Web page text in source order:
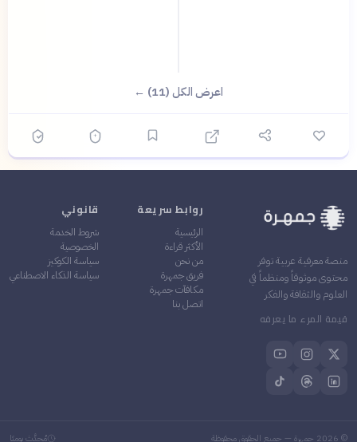
اعرض الكل (11) ←
منصة معرفية عربية توفر
محتوى موثوقاً ومنظماً في
العلوم والثقافة والفكر
قيمة المرء ما يعرفه
روابط سريعة
الرئيسية
الأكثر قراءة
من نحن
فريق جمهرة
مكافآت جمهرة
اتصل بنا
قانوني
شروط الخدمة
الخصوصية
سياسة الكوكيز
سياسة الذكاء الاصطناعي
©
2026 جمهرة — جميع الحقوق محفوظة مُحدَّث يوميًا